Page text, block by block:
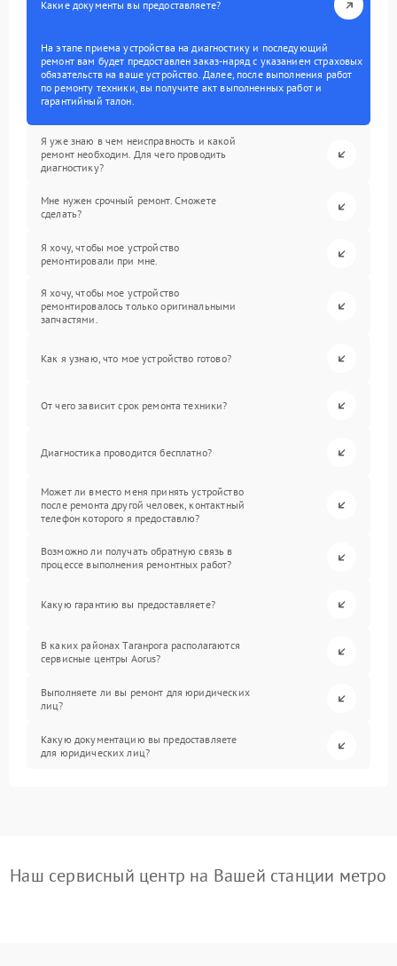
Какие документы вы предоставляете?
На этапе приема устройства на диагностику и последующий
ремонт вам будет предоставлен заказ-наряд с указанием страховых
обязательств на ваше устройство. Далее, после выполнения работ
по ремонту техники, вы получите акт выполненных работ и
гарантийный талон.
Я уже знаю в чем неисправность и какой
ремонт необходим. Для чего проводить
диагностику?
Мне нужен срочный ремонт. Сможете
сделать?
Я хочу, чтобы мое устройство
ремонтировали при мне.
Я хочу, чтобы мое устройство
ремонтировалось только оригинальными
запчастями.
Как я узнаю, что мое устройство готово?
От чего зависит срок ремонта техники?
Диагностика проводится бесплатно?
Может ли вместо меня принять устройство
после ремонта другой человек, контактный
телефон которого я предоставлю?
Возможно ли получать обратную связь в
процессе выполнения ремонтных работ?
Какую гарантию вы предоставляете?
В каких районах Таганрога располагаются
сервисные центры Aorus?
Выполняете ли вы ремонт для юридических
лиц?
Какую документацию вы предоставляете
для юридических лиц?
Наш сервисный центр на Вашей станции метро